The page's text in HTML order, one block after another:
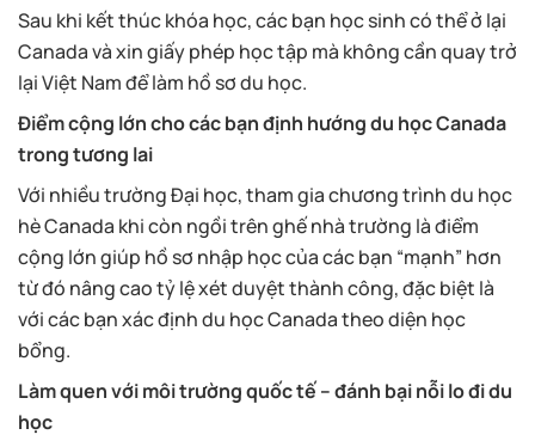
Sau khi kết thúc khóa học, các bạn học sinh có thể ở lại
Canada và xin giấy phép học tập mà không cần quay trở
lại Việt Nam để làm hồ sơ du học.
Điểm cộng lớn cho các bạn định hướng du học Canada
trong tương lai
Với nhiều trường Đại học, tham gia chương trình du học
hè Canada khi còn ngồi trên ghế nhà trường là điểm
cộng lớn giúp hồ sơ nhập học của các bạn “mạnh” hơn
từ đó nâng cao tỷ lệ xét duyệt thành công, đặc biệt là
với các bạn xác định du học Canada theo diện học
bổng.
Làm quen với môi trường quốc tế – đánh bại nỗi lo đi du
học